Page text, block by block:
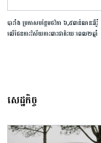
បារាំង ប្រកាសបន្ថែមថវិកា ៦,៥ពាន់លានអឺរ៉ូ
លើផែនការវិស័យការពារជាតិរយៈពេល២ឆ្នាំ
សេដ្ឋកិច្ច